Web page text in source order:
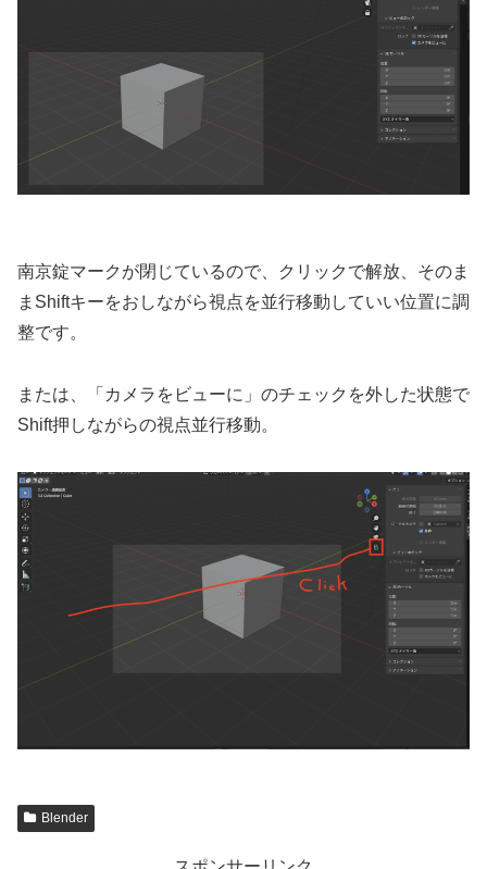
南京錠マークが閉じているので、クリックで解放、そのま
まShiftキーをおしながら視点を並行移動していい位置に調
整です。
または、「カメラをビューに」のチェックを外した状態で
Shift押しながらの視点並行移動。
Blender